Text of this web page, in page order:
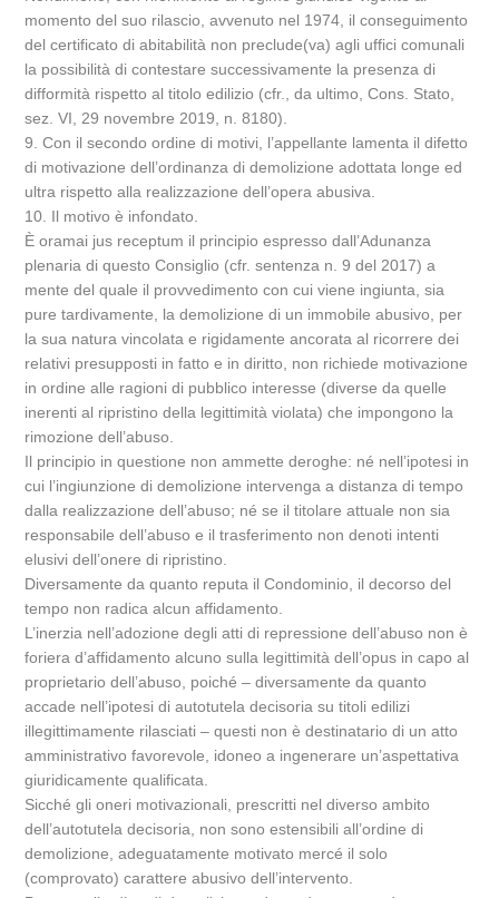
momento del suo rilascio, avvenuto nel 1974, il conseguimento
del certificato di abitabilità non preclude(va) agli uffici comunali
la possibilità di contestare successivamente la presenza di
difformità rispetto al titolo edilizio (cfr., da ultimo, Cons. Stato,
sez. VI, 29 novembre 2019, n. 8180).
9. Con il secondo ordine di motivi, l’appellante lamenta il difetto
di motivazione dell’ordinanza di demolizione adottata longe ed
ultra rispetto alla realizzazione dell’opera abusiva.
10. Il motivo è infondato.
È oramai jus receptum il principio espresso dall’Adunanza
plenaria di questo Consiglio (cfr. sentenza n. 9 del 2017) a
mente del quale il provvedimento con cui viene ingiunta, sia
pure tardivamente, la demolizione di un immobile abusivo, per
la sua natura vincolata e rigidamente ancorata al ricorrere dei
relativi presupposti in fatto e in diritto, non richiede motivazione
in ordine alle ragioni di pubblico interesse (diverse da quelle
inerenti al ripristino della legittimità violata) che impongono la
rimozione dell’abuso.
Il principio in questione non ammette deroghe: né nell’ipotesi in
cui l’ingiunzione di demolizione intervenga a distanza di tempo
dalla realizzazione dell’abuso; né se il titolare attuale non sia
responsabile dell’abuso e il trasferimento non denoti intenti
elusivi dell’onere di ripristino.
Diversamente da quanto reputa il Condominio, il decorso del
tempo non radica alcun affidamento.
L’inerzia nell’adozione degli atti di repressione dell’abuso non è
foriera d’affidamento alcuno sulla legittimità dell’opus in capo al
proprietario dell’abuso, poiché – diversamente da quanto
accade nell’ipotesi di autotutela decisoria su titoli edilizi
illegittimamente rilasciati – questi non è destinatario di un atto
amministrativo favorevole, idoneo a ingenerare un’aspettativa
giuridicamente qualificata.
Sicché gli oneri motivazionali, prescritti nel diverso ambito
dell’autotutela decisoria, non sono estensibili all’ordine di
demolizione, adeguatamente motivato mercé il solo
(comprovato) carattere abusivo dell’intervento.